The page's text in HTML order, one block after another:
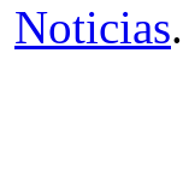
Noticias